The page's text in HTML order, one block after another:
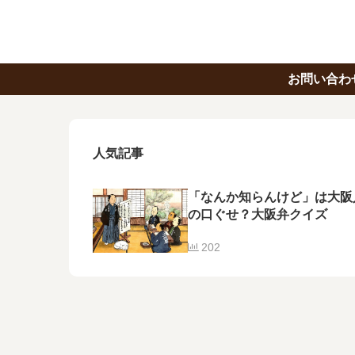
お問い合わ
人気記事
「なんか知らんけど」は大
の口ぐせ？大阪弁クイズ
202